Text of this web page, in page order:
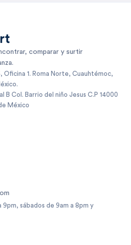
comparar y surtir
1. Roma Norte, Cuauhtémoc,
B Col. Barrio del niño Jesus C.P 14000
México
9pm, sábados de 9am a 8pm y